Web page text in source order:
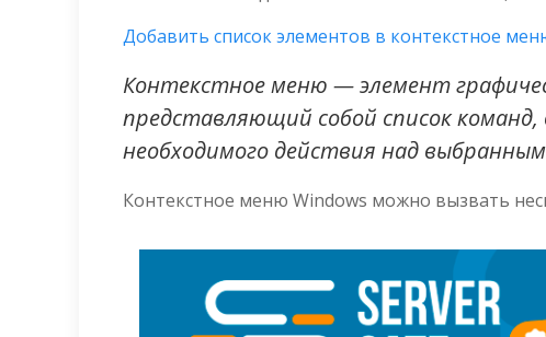
Добавить список элементов в контекстное
Контекстное меню — элемент
представляющий собой список
необходимого действия над
Контекстное меню Windows можно вызвать